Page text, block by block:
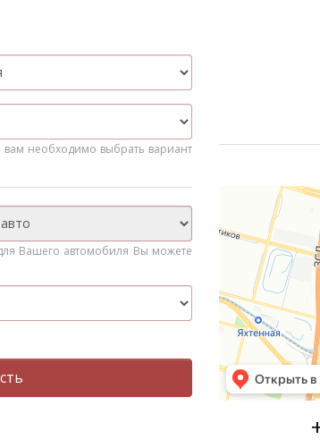
вам необходимо выбрать вариант
Вашего автомобиля Вы можете